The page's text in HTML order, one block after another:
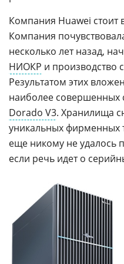
Компания Huawei стоит
Компания
несколько лет назад,
НИОКР и производство
Результатом этих
наиболее совершенных
Dorado V3. Хранилища
уникальных фирменных
еще никому не удалось
если речь идет о